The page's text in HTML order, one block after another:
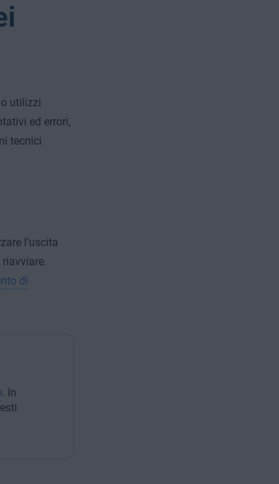
utilizzi
ed errori,
tecnici
l’uscita
di
. In